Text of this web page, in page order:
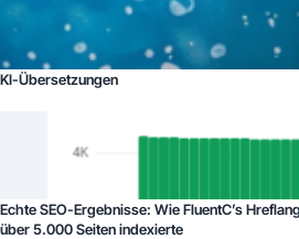
KI-Übersetzungen
Echte SEO-Ergebnisse: Wie FluentC’s
über 5.000 Seiten indexierte